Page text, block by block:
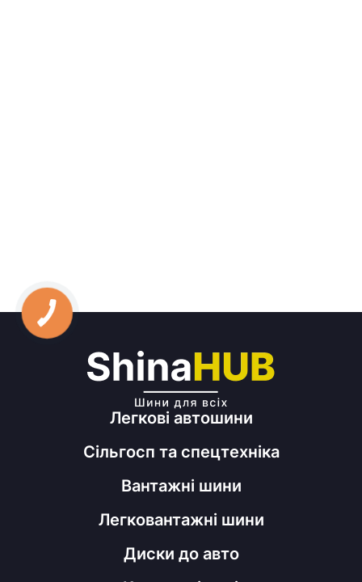
Легкові автошини
Сільгосп та спецтехніка
Вантажні шини
Легковантажні шини
Диски до авто